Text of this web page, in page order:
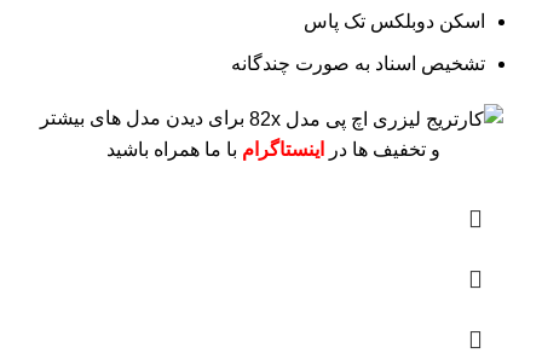
اسکن دوبلکس تک پاس
تشخیص اسناد به صورت چندگانه
برای دیدن مدل های بیشتر
و تخفیف ها در
اینستاگرام با ما همراه باشید